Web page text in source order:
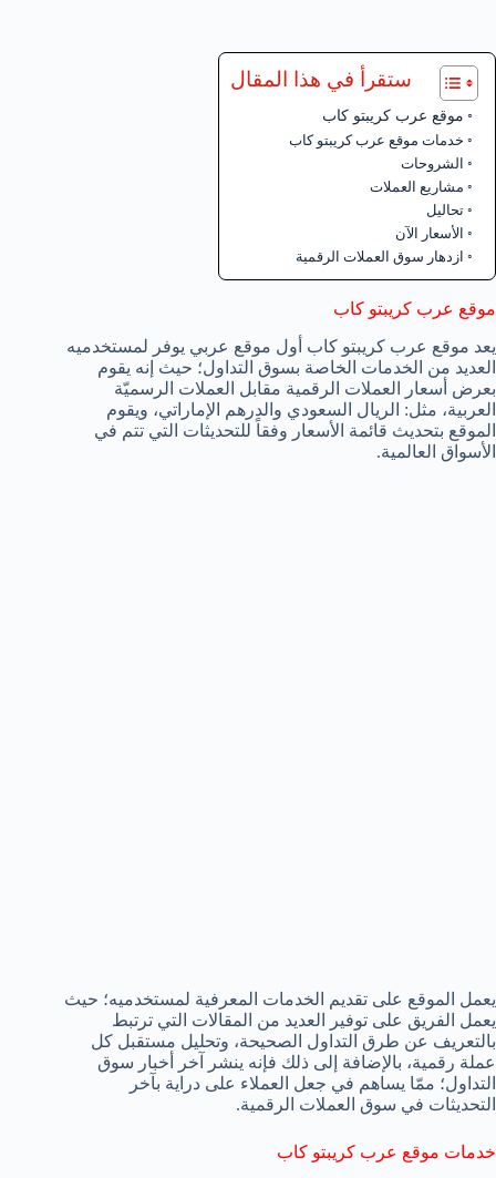
ستقرأ في هذا المقال
موقع عرب كريبتو كاب
خدمات موقع عرب كريبتو كاب
الشروحات
مشاريع العملات
تحاليل
الأسعار الآن
ازدهار سوق العملات الرقمية
موقع عرب كريبتو كاب
يعد موقع عرب كريبتو كاب أول موقع عربي يوفر لمستخدميه
العديد من الخدمات الخاصة بسوق التداول؛ حيث إنه يقوم
بعرض أسعار العملات الرقمية مقابل العملات الرسميّة
العربية، مثل: الريال السعودي والدرهم الإماراتي، ويقوم
الموقع بتحديث قائمة الأسعار وفقاً للتحديثات التي تتم في
الأسواق العالمية.
يعمل الموقع على تقديم الخدمات المعرفية لمستخدميه؛ حيث
يعمل الفريق على توفير العديد من المقالات التي ترتبط
بالتعريف عن طرق التداول الصحيحة، وتحليل مستقبل كل
عملة رقمية، بالإضافة إلى ذلك فإنه ينشر آخر أخبار سوق
التداول؛ ممّا يساهم في جعل العملاء على دراية بآخر
التحديثات في سوق العملات الرقمية.
خدمات موقع عرب كريبتو كاب